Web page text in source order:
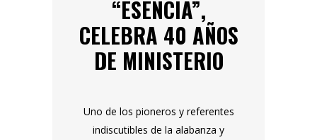
“ESENCIA”,
CELEBRA 40 AÑOS
DE MINISTERIO
Uno de los pioneros y referentes
indiscutibles de la alabanza y